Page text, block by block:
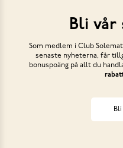
Bli vår
Som medlem i Club
senaste nyheterna, får
bonuspoäng på allt du